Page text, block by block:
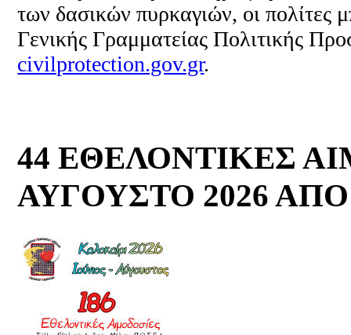
των δασικών πυρκαγιών, οι πολίτες
Γενικής Γραμματείας Πολιτικής
civilprotection.gov.gr.
44 ΕΘΕΛΟΝΤΙΚΕΣ
ΑΥΓΟΥΣΤΟ 2026